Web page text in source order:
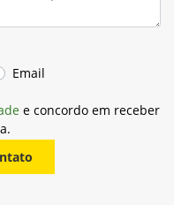
Email
e concordo em receber